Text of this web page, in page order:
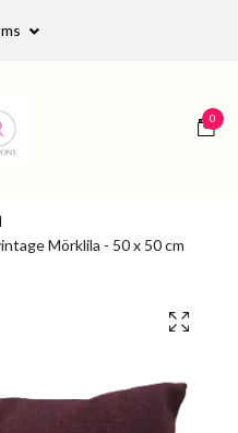
0
Mörklila - 50 x 50 cm